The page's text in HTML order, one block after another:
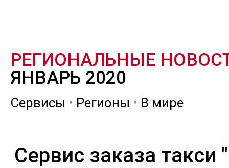
РЕГИОНАЛЬНЫЕ
ЯНВАРЬ 2020
Сервисы • Регионы • В мире
Сервис заказа